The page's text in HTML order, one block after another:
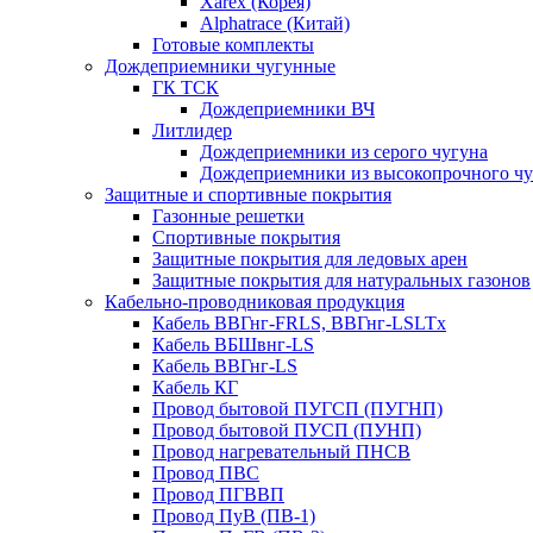
Alphatrace (Китай)
Готовые комплекты
Дождеприемники чугунные
ГК ТСК
Дождеприемники ВЧ
Литлидер
Дождеприемники из серого чугуна
Дождеприемники из высокопрочного
Защитные и спортивные покрытия
Газонные решетки
Спортивные покрытия
Защитные покрытия для ледовых арен
Защитные покрытия для натуральных газонов
Кабельно-проводниковая продукция
Кабель ВВГнг-FRLS, ВВГнг-LSLTx
Кабель ВБШвнг-LS
Кабель ВВГнг-LS
Кабель КГ
Провод бытовой ПУГСП (ПУГНП)
Провод бытовой ПУСП (ПУНП)
Провод нагревательный ПНСВ
Провод ПВС
Провод ПГВВП
Провод ПуВ (ПВ-1)